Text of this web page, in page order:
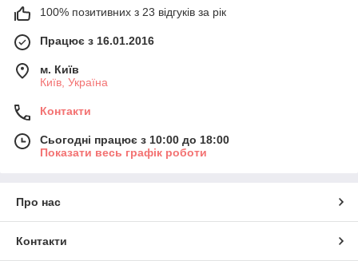
100% позитивних з 23 відгуків за рік
Працює з 16.01.2016
м. Київ
Київ, Україна
Контакти
Сьогодні працює з 10:00 до 18:00
Показати весь графік роботи
Про нас
Контакти